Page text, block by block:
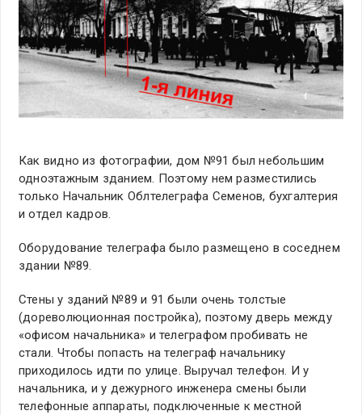
Как видно из фотографии, дом №91 был небольшим
одноэтажным зданием. Поэтому нем разместились
только Начальник Облтелеграфа Семенов, бухгалтерия
и отдел кадров.
Оборудование телеграфа было размещено в соседнем
здании №89.
Стены у зданий №89 и 91 были очень толстые
(дореволюционная постройка), поэтому дверь между
«офисом начальника» и телеграфом пробивать не
стали. Чтобы попасть на телеграф начальнику
приходилось идти по улице. Выручал телефон. И у
начальника, и у дежурного инженера смены были
телефонные аппараты, подключенные к местной